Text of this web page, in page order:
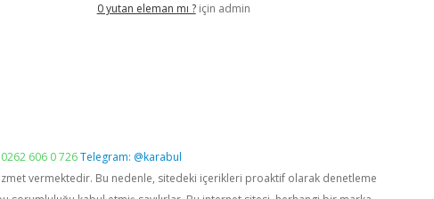
0 yutan eleman mı ?için admin
606 0 726Telegram: @karabul
vermektedir. Bu nedenle, sitedeki içerikleri proaktif olarak denetleme